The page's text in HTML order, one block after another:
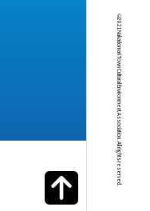
©2021Nakadomari Town Cultural Environment Association. All rights reserved.